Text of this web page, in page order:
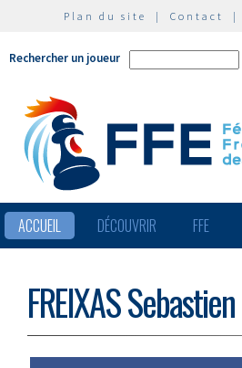
Plan du site | Contact |
Rechercher un joueur
ACCUEIL DÉCOUVRIR FFE
FREIXAS Sebastien